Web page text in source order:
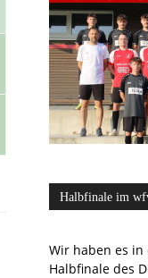
Halbfinale im
Wir haben es in
Halbfinale des